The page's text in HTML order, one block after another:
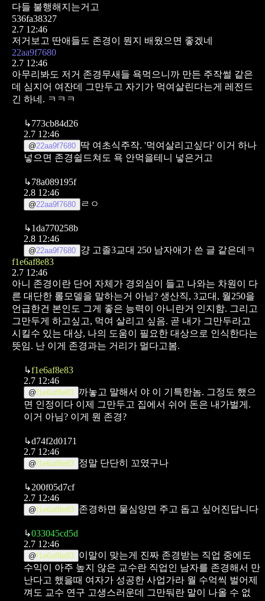
다들 불행해지는거고
536fa38327
2.7 12:46
저거보고 딴애들도 존경이 뭔지 배웠으면 좋겠네
22aa9f7680
2.7 12:46
아무리봐도 저거 존경무새들 욕먹으니까 만든 주작썰 같은
데 심지어 여잔데 그만두고 자기가 먹여살린다는게 레전드
긴 하네. ㅋㅋㅋ
↳773cb84d26
2.7 12:46
@22aa9f7680 딱 여초식주작. '먹여살리고싶다' 이거 하나
넣으면 존경쉴드쳐도 욕 안먹을테니 넣은거고
↳78a089195f
2.8 12:46
@22aa9f7680 ㄹㅇ
↳1da770258b
2.8 12:46
@22aa9f7680 걍 고졸3교대 250 남자애가 쓴 글 같은데ㅋ
f1e6af8e83
2.7 12:46
아니 존경이란 단어 자체가 경외심이 들고 나와는 차원이 다
른 대단한 롤모델을 말하는거 아님? 생산직, 3교대, 월250을
언급한건 본인도 그게 좋은 능력이 아니란거 인지함. 그리고
그만두게 하고싶고, 먹여 살리고 싶음. 곧 내가 그만두라고
시킬수 있는 대상, 나의 도움이 필요한 대상으로 인식한다는
뜻임. 난 이게 존경과는 거리가 멀다고봄.
↳f1e6af8e83
2.7 12:46
@f1e6af8e83 까놓고 말해서 야 이 기특한놈. 그정도 했으
면 인정이다 이제 그만두고 집에서 쉬어 돈은 내가벌게.
이거 아님? 이게 뭔 존경?
↳d74f2d0171
2.7 12:46
@f1e6af8e83 정말 단단히 꼬였구나
↳200f05d7cf
2.7 12:46
@f1e6af8e83 존경하면 물심양면 주고 돕고 싶어진답니다
↳033045cd5d
2.7 12:46
@f1e6af8e83 이말이 맞는게 진짜 존경받는 직업 중에도
수익이 아주 높지 않은 교수란 직업인 남자를 존경해서 만
난다고 했을때 여자가 성공한 사업가라 월 수억씩 벌어제
껴도 교수 연구 고생스러운데 그만둬란 말이 나올 수 없